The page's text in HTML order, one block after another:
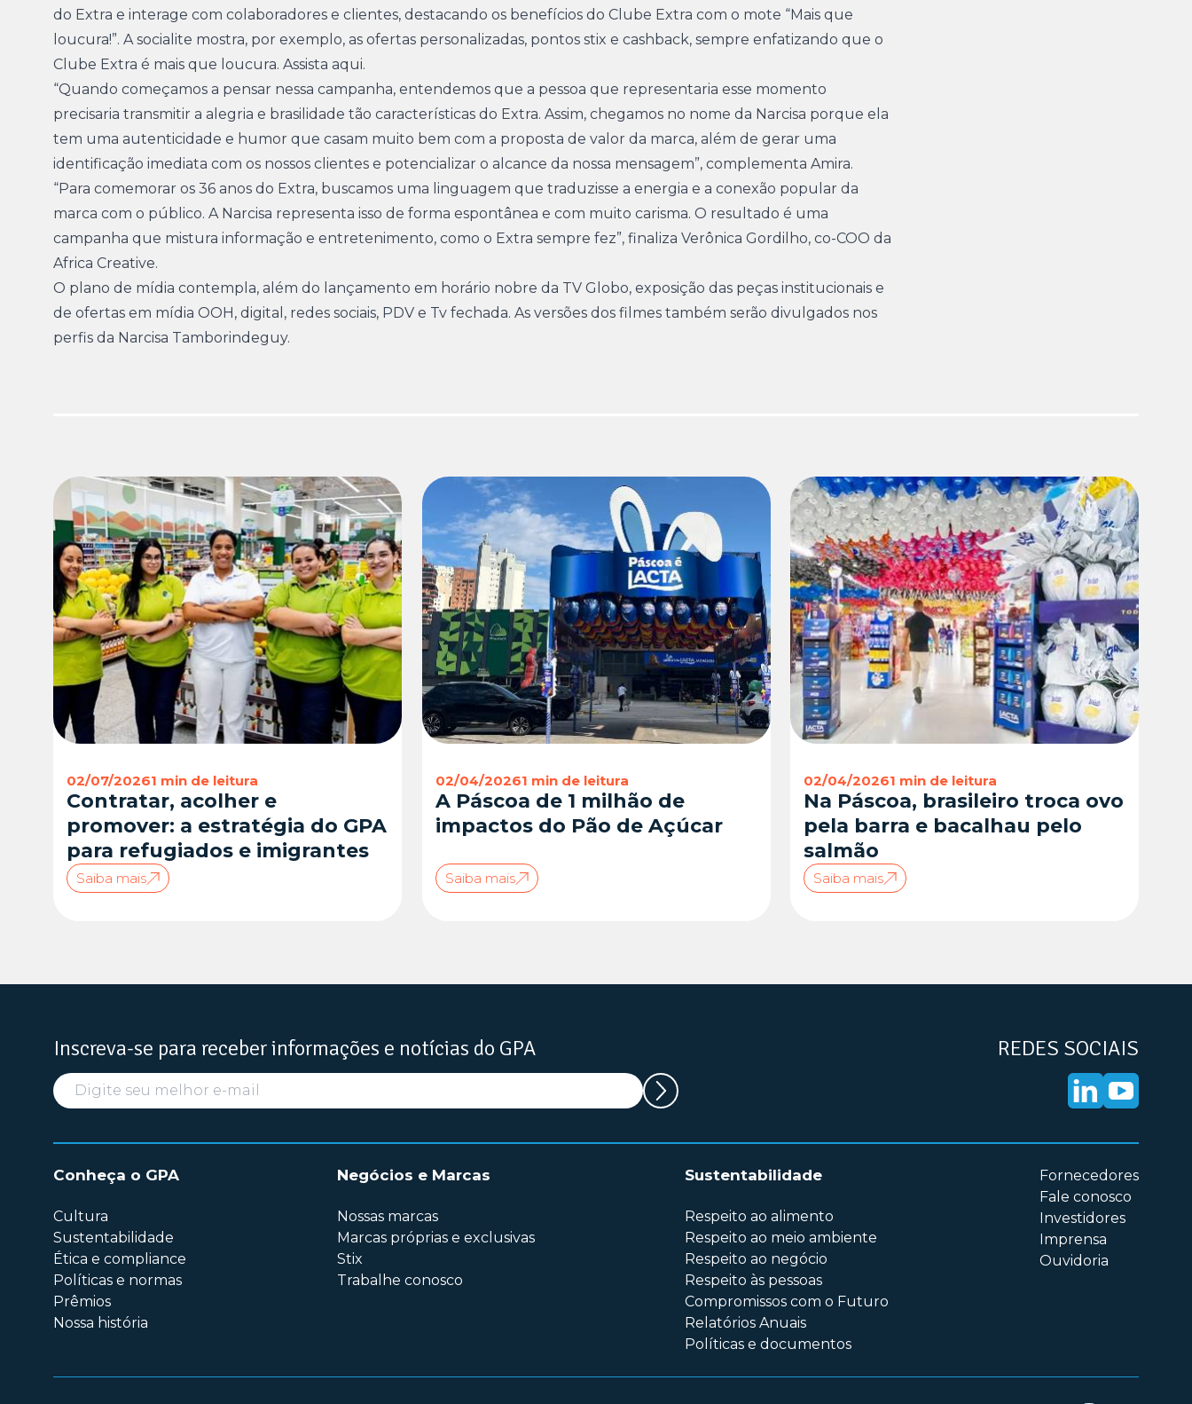
do Extra e interage com colaboradores e clientes, destacando os benefícios do Clube Extra com o mote “Mais que
loucura!”. A socialite mostra, por exemplo, as ofertas personalizadas, pontos stix e cashback, sempre enfatizando que o
Clube Extra é mais que loucura. Assista aqui.
“Quando começamos a pensar nessa campanha, entendemos que a pessoa que representaria esse momento
precisaria transmitir a alegria e brasilidade tão características do Extra. Assim, chegamos no nome da Narcisa porque ela
tem uma autenticidade e humor que casam muito bem com a proposta de valor da marca, além de gerar uma
identificação imediata com os nossos clientes e potencializar o alcance da nossa mensagem”, complementa Amira.
“Para comemorar os 36 anos do Extra, buscamos uma linguagem que traduzisse a energia e a conexão popular da
marca com o público. A Narcisa representa isso de forma espontânea e com muito carisma. O resultado é uma
campanha que mistura informação e entretenimento, como o Extra sempre fez”, finaliza Verônica Gordilho, co-COO da
Africa Creative.
O plano de mídia contempla, além do lançamento em horário nobre da TV Globo, exposição das peças institucionais e
de ofertas em mídia OOH, digital, redes sociais, PDV e Tv fechada. As versões dos filmes também serão divulgados nos
perfis da Narcisa Tamborindeguy.
02/07/20261 min de leitura
Contratar, acolher e
promover: a estratégia do GPA
para refugiados e imigrantes
Saiba mais
02/04/20261 min de leitura
A Páscoa de 1 milhão de
impactos do Pão de Açúcar
Saiba mais
02/04/20261 min de leitura
Na Páscoa, brasileiro troca ovo
pela barra e bacalhau pelo
salmão
Saiba mais
Inscreva-se para receber informações e notícias do GPA REDES SOCIAIS
Conheça o GPA
Cultura
Sustentabilidade
Ética e compliance
Políticas e normas
Prêmios
Nossa história
Negócios e Marcas
Nossas marcas
Marcas próprias e exclusivas
Stix
Trabalhe conosco
Sustentabilidade
Respeito ao alimento
Respeito ao meio ambiente
Respeito ao negócio
Respeito às pessoas
Compromissos com o Futuro
Relatórios Anuais
Políticas e documentos
Fornecedores
Fale conosco
Investidores
Imprensa
Ouvidoria